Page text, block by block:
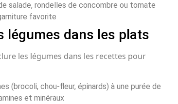
salade, rondelles de concombre ou tomate
favorite
dans les plats
les légumes dans les recettes pour
(brocoli, chou-fleur, épinards) à une purée de
et minéraux